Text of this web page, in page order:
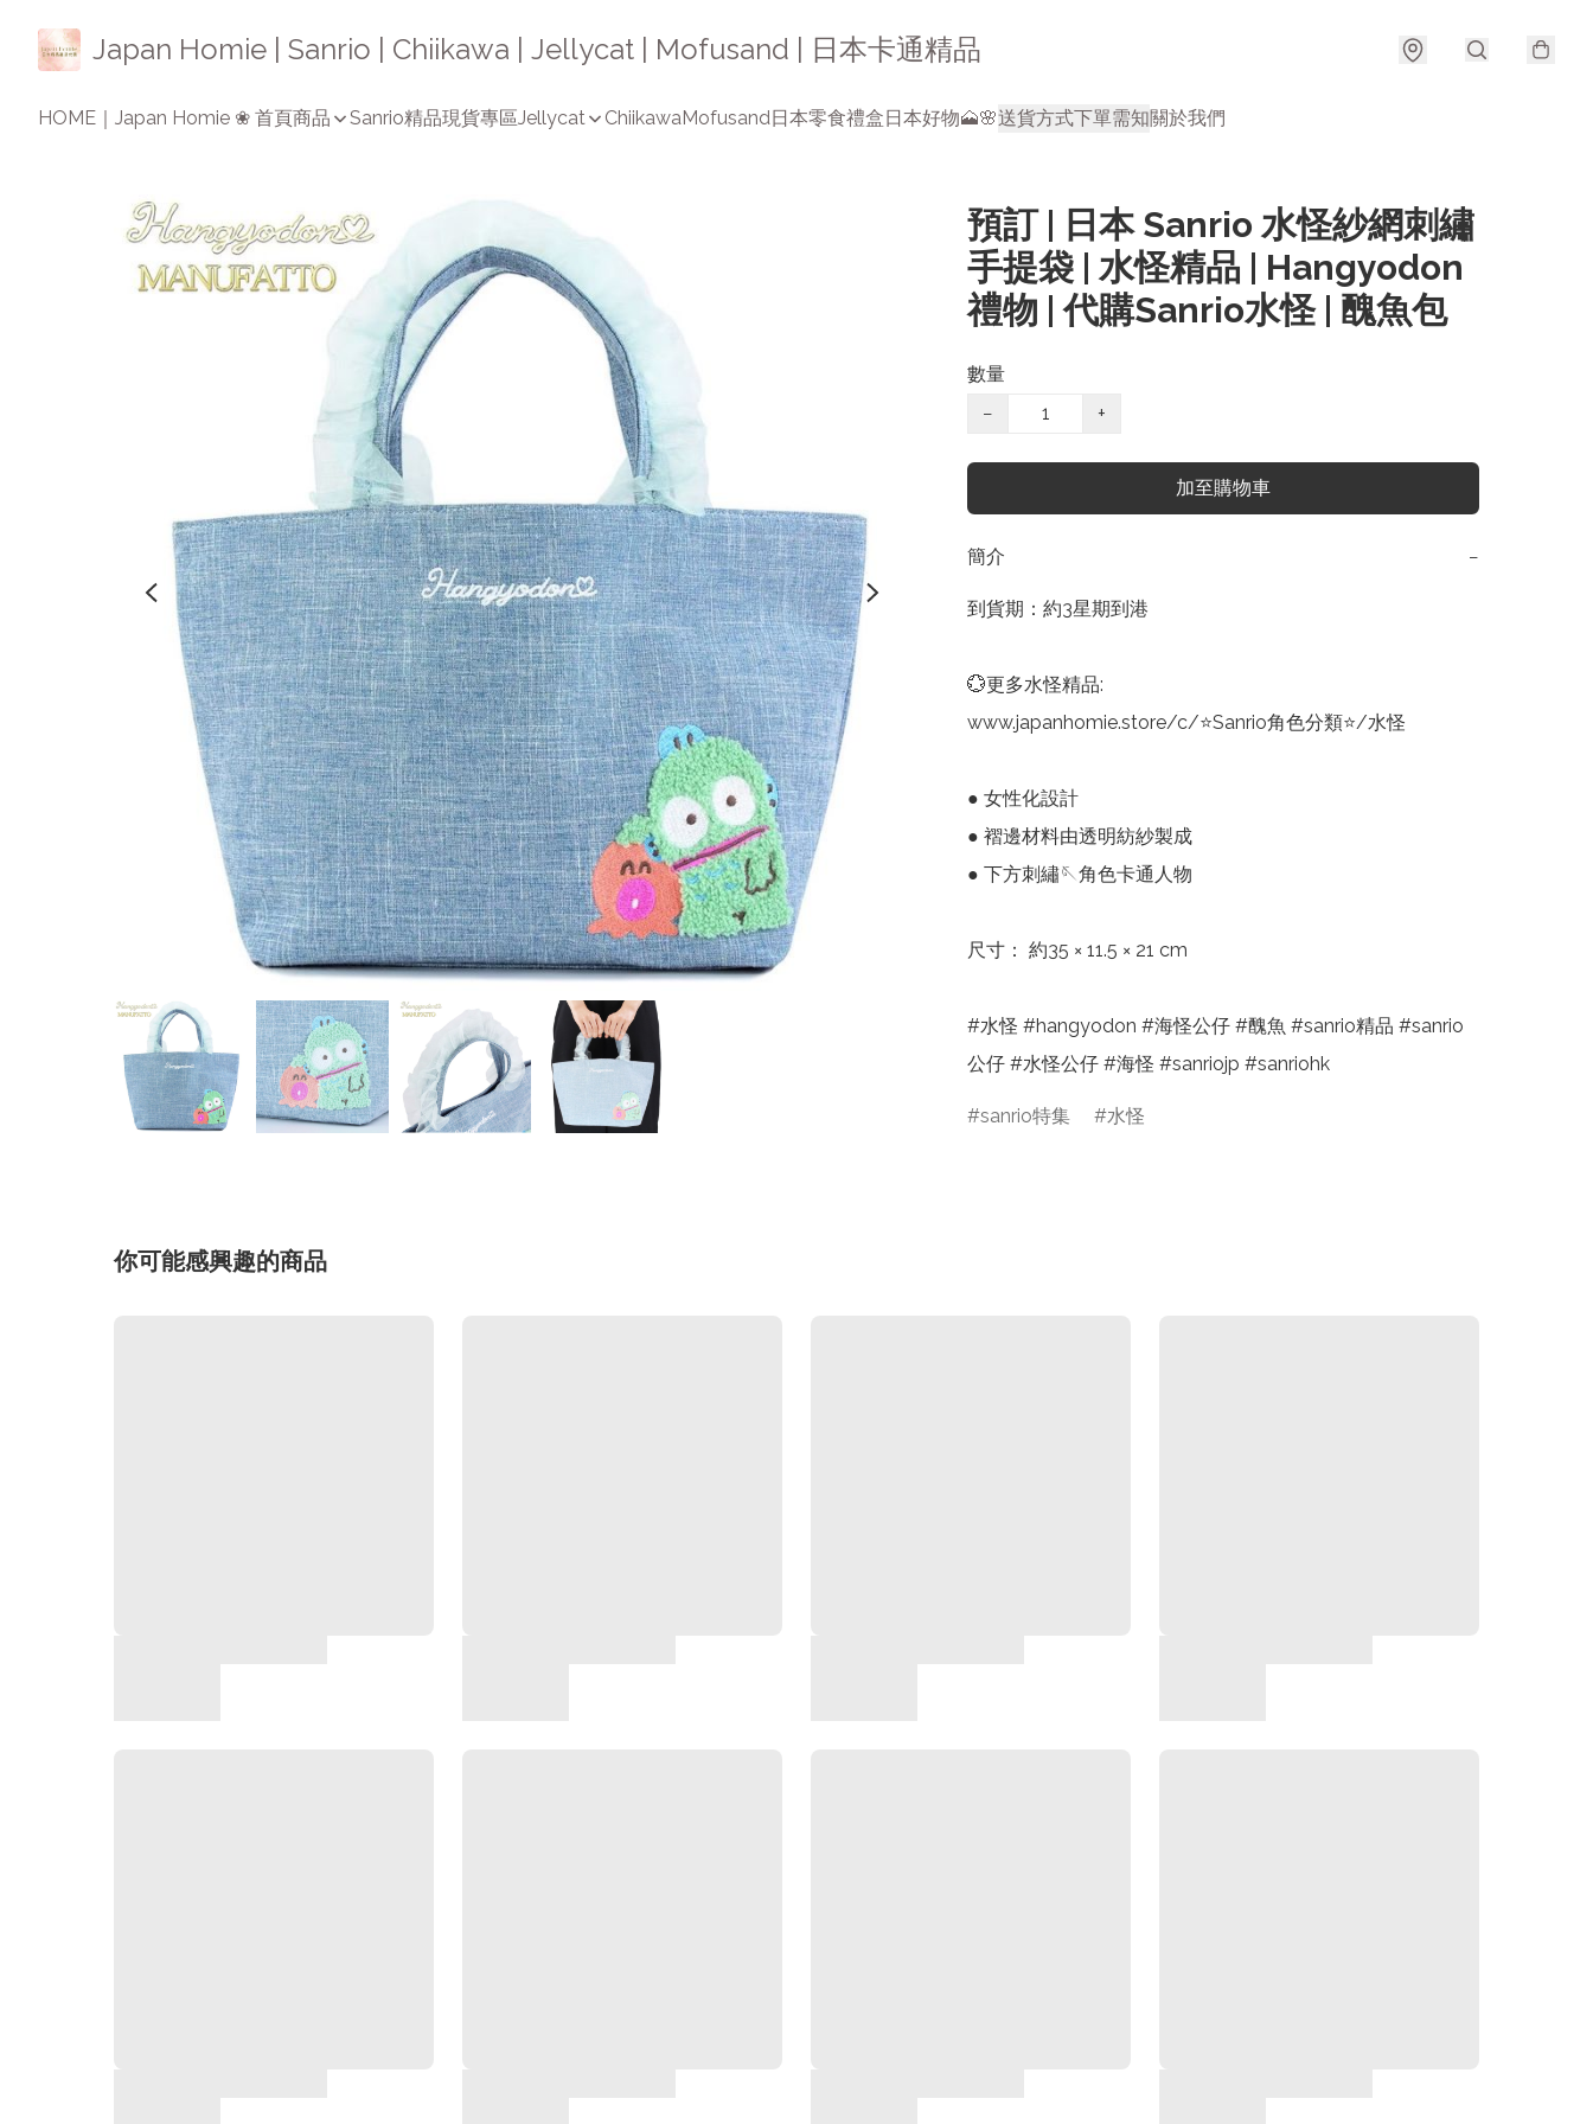
Japan Homie | Sanrio | Chiikawa | Jellycat | Mofusand | 日本卡通精品
HOME｜Japan Homie ❀ 首頁商品 Sanrio精品現貨專區Jellycat ChiikawaMofusand日本零食禮盒日本好物🗻🌸送貨方式下單需知關於我們
預訂 | 日本 Sanrio 水怪紗網刺繡
手提袋 | 水怪精品 | Hangyodon
禮物 | 代購Sanrio水怪 | 醜魚包
數量
−
+
加至購物車
簡介 −
到貨期：約3星期到港
💮更多水怪精品:
www.japanhomie.store/c/⭐Sanrio角色分類⭐/水怪
● 女性化設計
● 褶邊材料由透明紡紗製成
● 下方刺繡🪡角色卡通人物
尺寸： 約35 × 11.5 × 21 cm
#水怪 #hangyodon #海怪公仔 #醜魚 #sanrio精品 #sanrio
公仔 #水怪公仔 #海怪 #sanriojp #sanriohk
sanrio特集 水怪
你可能感興趣的商品